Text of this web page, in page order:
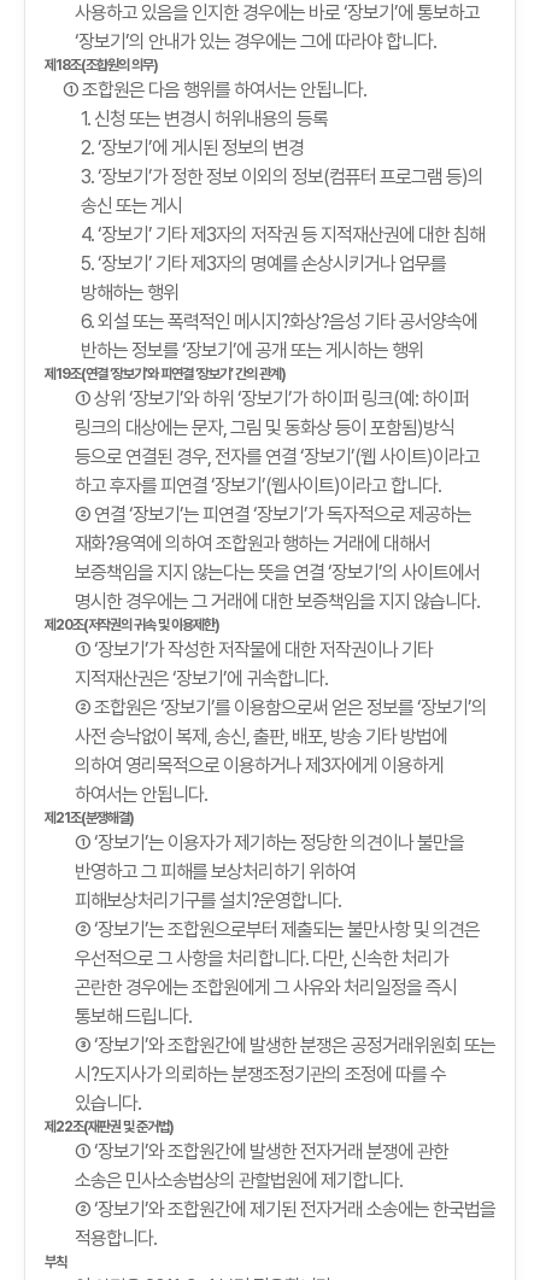
사용하고 있음을 인지한 경우에는 바로 ‘장보기’에 통보하고
‘장보기’의 안내가 있는 경우에는 그에 따라야 합니다.
제18조(조합원의 의무)
① 조합원은 다음 행위를 하여서는 안됩니다.
1. 신청 또는 변경시 허위내용의 등록
2. ‘장보기’에 게시된 정보의 변경
3. ‘장보기’가 정한 정보 이외의 정보(컴퓨터 프로그램 등)의
송신 또는 게시
4. ‘장보기’ 기타 제3자의 저작권 등 지적재산권에 대한 침해
5. ‘장보기’ 기타 제3자의 명예를 손상시키거나 업무를
방해하는 행위
6. 외설 또는 폭력적인 메시지?화상?음성 기타 공서양속에
반하는 정보를 ‘장보기’에 공개 또는 게시하는 행위
제19조(연결 ‘장보기’와 피연결 ‘장보기’ 간의 관계)
① 상위 ‘장보기’와 하위 ‘장보기’가 하이퍼 링크(예: 하이퍼
링크의 대상에는 문자, 그림 및 동화상 등이 포함됨)방식
등으로 연결된 경우, 전자를 연결 ‘장보기’(웹 사이트)이라고
하고 후자를 피연결 ‘장보기’(웹사이트)이라고 합니다.
② 연결 ‘장보기’는 피연결 ‘장보기’가 독자적으로 제공하는
재화?용역에 의하여 조합원과 행하는 거래에 대해서
보증책임을 지지 않는다는 뜻을 연결 ‘장보기’의 사이트에서
명시한 경우에는 그 거래에 대한 보증책임을 지지 않습니다.
제20조(저작권의 귀속 및 이용제한)
① ‘장보기’가 작성한 저작물에 대한 저작권이나 기타
지적재산권은 ‘장보기’에 귀속합니다.
② 조합원은 ‘장보기’를 이용함으로써 얻은 정보를 ‘장보기’의
사전 승낙없이 복제, 송신, 출판, 배포, 방송 기타 방법에
의하여 영리목적으로 이용하거나 제3자에게 이용하게
하여서는 안됩니다.
제21조(분쟁해결)
① ‘장보기’는 이용자가 제기하는 정당한 의견이나 불만을
반영하고 그 피해를 보상처리하기 위하여
피해보상처리기구를 설치?운영합니다.
② ‘장보기’는 조합원으로부터 제출되는 불만사항 및 의견은
우선적으로 그 사항을 처리합니다. 다만, 신속한 처리가
곤란한 경우에는 조합원에게 그 사유와 처리일정을 즉시
통보해 드립니다.
③ ‘장보기’와 조합원간에 발생한 분쟁은 공정거래위원회 또는
시?도지사가 의뢰하는 분쟁조정기관의 조정에 따를 수
있습니다.
제22조(재판권 및 준거법)
① ‘장보기’와 조합원간에 발생한 전자거래 분쟁에 관한
소송은 민사소송법상의 관할법원에 제기합니다.
② ‘장보기’와 조합원간에 제기된 전자거래 소송에는 한국법을
적용합니다.
부칙